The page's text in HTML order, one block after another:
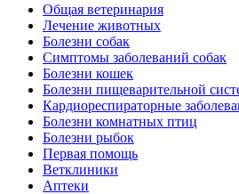
Общая ветеринария
Лечение животных
Болезни собак
Симптомы заболеваний собак
Болезни кошек
Болезни пищеварительной
Кардиореспираторные
Болезни комнатных птиц
Болезни рыбок
Первая помощь
Ветклиники
Аптеки